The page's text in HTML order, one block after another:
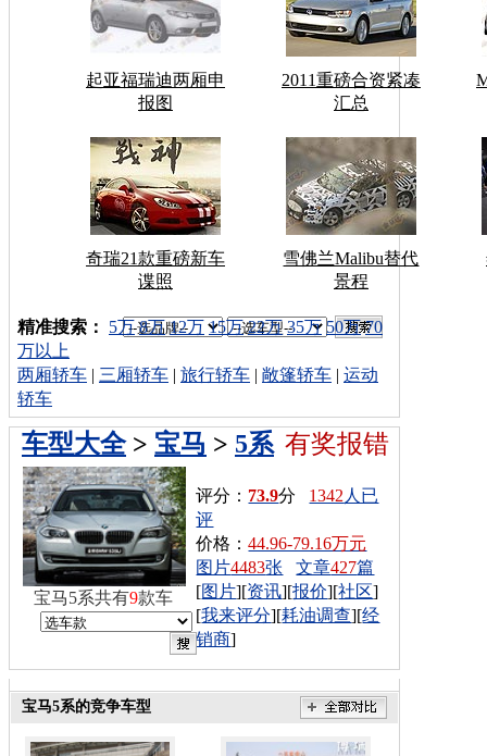
起亚福瑞迪两厢申
报图
2011重磅合资紧凑
汇总
奇瑞21款重磅新车
谍照
雪佛兰Malibu替代
景程
车型搜索：
精准搜索： 5万 8万 12万 15万 22万 35万 50万 70
万以上
两厢轿车 | 三厢轿车 | 旅行轿车 | 敞篷轿车 | 运动
轿车
有奖报错
车型大全> 宝马 > 5系
评分： 73.9分 1342 人已
评
价格：44.96-79.16万元
图片4483张 文章427篇
[图片][资讯][报价][社区]
[我来评分][耗油调查][经
销商]
宝马5系共有9款车
宝马5系的竞争车型